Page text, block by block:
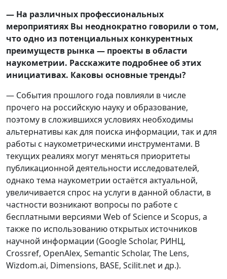
— На различных профессиональных
мероприятиях Вы неоднократно говорили о том,
что одно из потенциальных конкурентных
преимуществ рынка — проекты в области
наукометрии. Расскажите подробнее об этих
инициативах. Каковы основные тренды?
— События прошлого года повлияли в числе
прочего на российскую науку и образование,
поэтому в сложившихся условиях необходимы
альтернативы как для поиска информации, так и для
работы с наукометрическими инструментами. В
текущих реалиях могут меняться приоритеты
публикационной деятельности исследователей,
однако тема наукометрии остаётся актуальной,
увеличивается спрос на услуги в данной области, в
частности возникают вопросы по работе с
бесплатными версиями Web of Science и Scopus, а
также по использованию открытых источников
научной информации (Google Scholar, РИНЦ,
Crossref, OpenAlex, Semantic Scholar, The Lens,
Wizdom.ai, Dimensions, BASE, Scilit.net и др.).